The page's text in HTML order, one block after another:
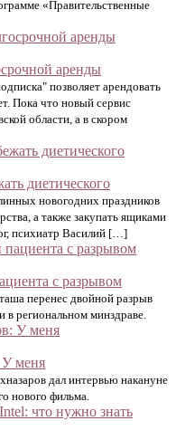
«Правительственные
аренды
позволяет арендовать
Пока что новый сервис
области, а в скором
диетического
новогодних праздников
а также закупать ящиками
психиатр Василий […]
с разрывом
перенес двойной разрыв
региональном минздраве.
У меня
дал интервью накануне
нового фильма.